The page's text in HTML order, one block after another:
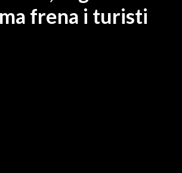
frena i turisti